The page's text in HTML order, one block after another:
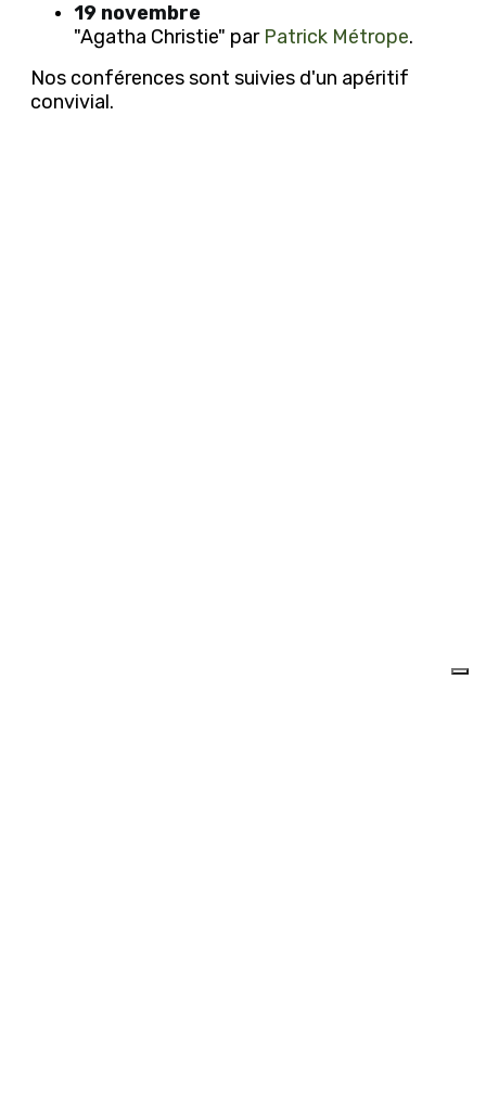
19 novembre
"Agatha Christie" par Patrick Métrope.
Nos conférences sont suivies d'un apéritif
convivial.